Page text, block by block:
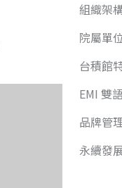
組織架
院屬單
台積館
EMI 雙
品牌管
永續發